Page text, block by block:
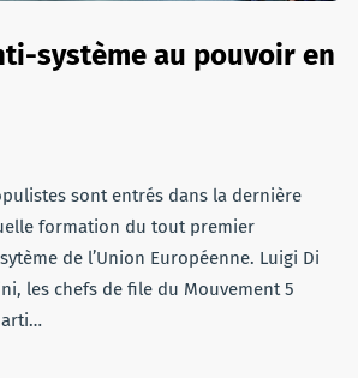
système au pouvoir en
sont entrés dans la dernière
formation du tout premier
de l’Union Européenne. Luigi Di
les chefs de file du Mouvement 5